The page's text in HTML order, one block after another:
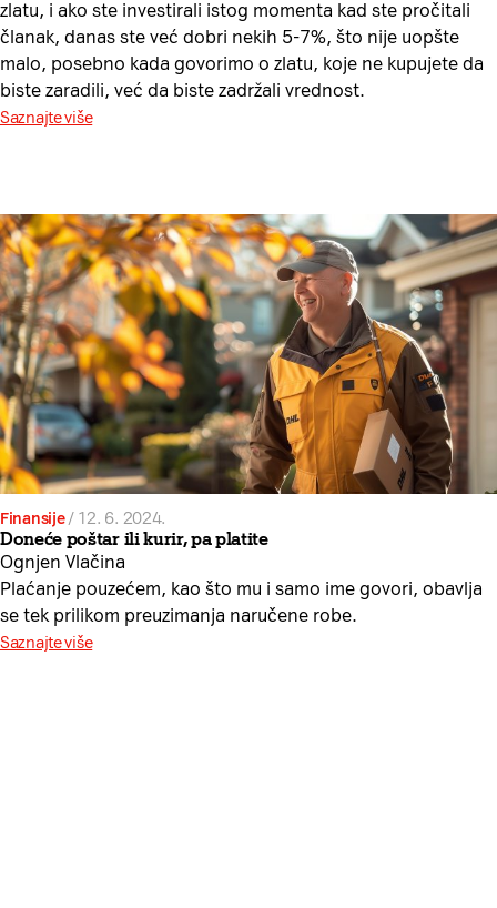
zlatu, i ako ste investirali istog momenta kad ste pročitali
članak, danas ste već dobri nekih 5-7%, što nije uopšte
malo, posebno kada govorimo o zlatu, koje ne kupujete da
biste zaradili, već da biste zadržali vrednost.
Saznajte više
Finansije/ 12. 6. 2024.
Doneće poštar ili kurir, pa platite
Ognjen Vlačina
Plaćanje pouzećem, kao što mu i samo ime govori, obavlja
se tek prilikom preuzimanja naručene robe.
Saznajte više